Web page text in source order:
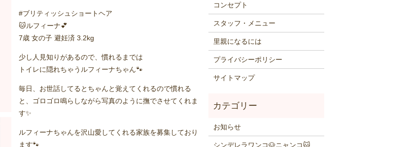
#ブリティッシュショートヘア
🐱ルフィーナ💕
7歳 女の子 避妊済 3.2kg
少し人見知りがあるので、慣れるまでは
トイレに隠れちゃうルフィーナちゃん🐾
毎日、お世話してるとちゃんと覚えてくれるので慣れる
と、ゴロゴロ鳴らしながら写真のように撫でさせてくれま
す✨
ルフィーナちゃんを沢山愛してくれる家族を募集しており
ます🐾
コンセプト
スタッフ・メニュー
里親になるには
プライバシーポリシー
サイトマップ
お知らせ
シンデレラワンコ🐶ニャンコ🐱